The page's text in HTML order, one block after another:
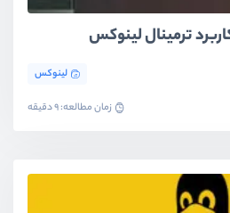
ترمینال لینوکس
لینوکس
زمان مطالعه: 9 دقیقه